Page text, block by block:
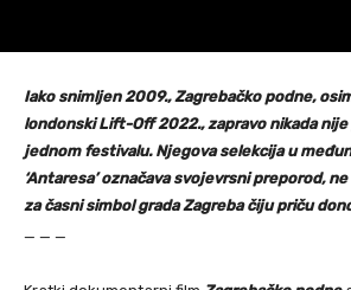
Iako snimljen 2009., Zagrebačko podne,
londonski Lift-Off 2022., zapravo nikada nije
jednom festivalu. Njegova selekcija u
‘Antaresa’ označava svojevrsni preporod,
za časni simbol grada Zagreba čiju priču
_ _ _